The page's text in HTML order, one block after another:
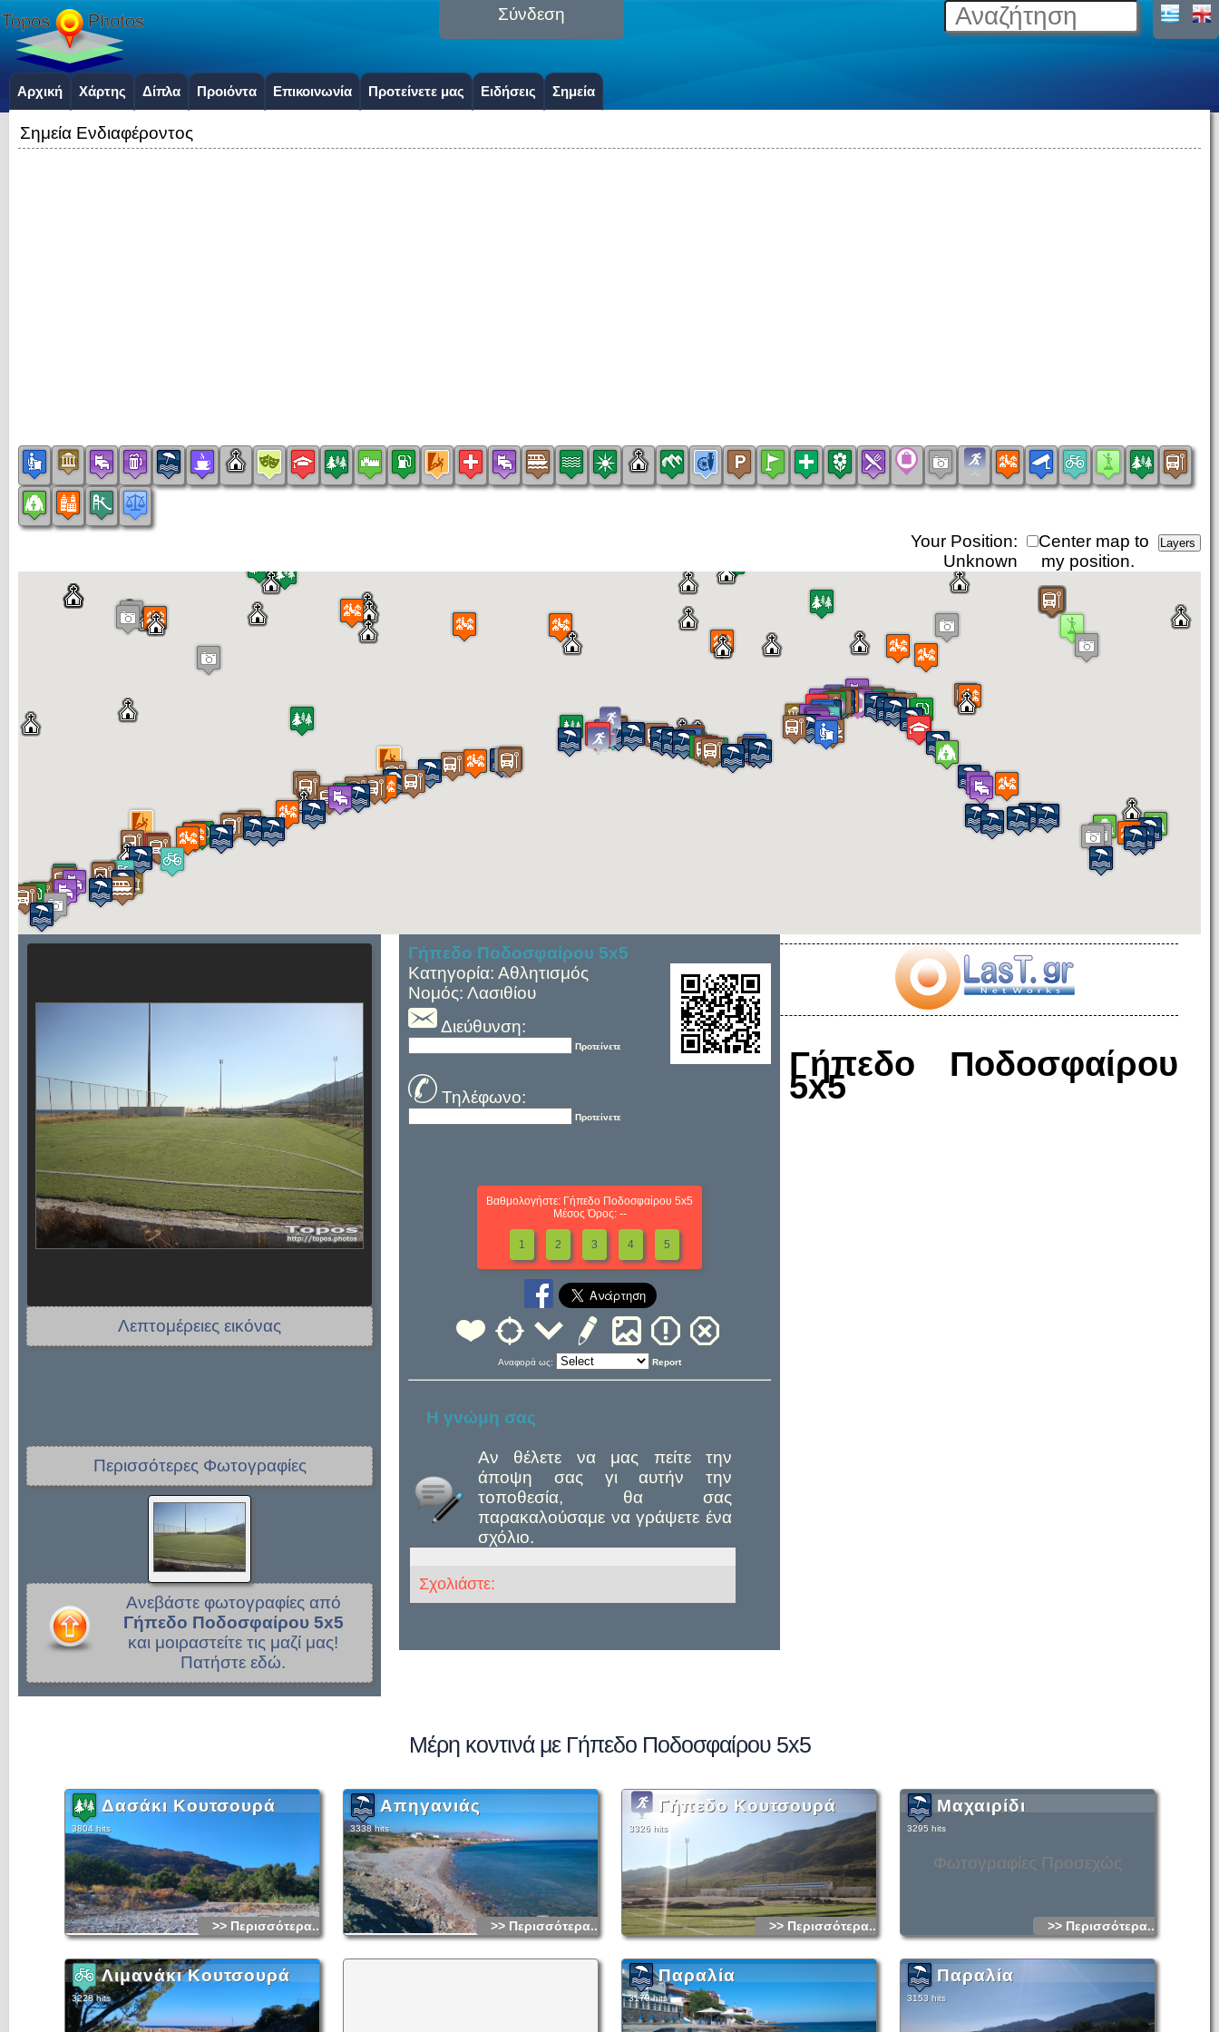
Σύνδεση
Αρχική Χάρτης Δίπλα Προιόντα Επικοινωνία Προτείνετε μας Ειδήσεις Σημεία
Σημεία Ενδιαφέροντος
Center map to
my position.
Your Position:
Unknown
Λεπτομέρειες εικόνας
Περισσότερες Φωτογραφίες
Ανεβάστε φωτογραφίες από
Γήπεδο Ποδοσφαίρου 5x5
και μοιραστείτε τις μαζί μας!
Πατήστε εδώ.
Γήπεδο Ποδοσφαίρου 5x5
Κατηγορία: Αθλητισμός
Νομός: Λασιθίου
Διεύθυνση:
Προτείνετε
Τηλέφωνο:
Προτείνετε
Βαθμολογήστε: Γήπεδο Ποδοσφαίρου 5x5
Μέσος Όρος: --
1 2 3 4 5
Αναφορά ως: Report
Η γνώμη σας
Αν θέλετε να μας πείτε την
άποψη σας γι αυτήν την
τοποθεσία, θα σας
παρακαλούσαμε να γράψετε ένα
σχόλιο.
Σχολιάστε:
Γήπεδο Ποδοσφαίρου
5x5
Μέρη κοντινά με Γήπεδο Ποδοσφαίρου 5x5
Δασάκι Κουτσουρά
3804 hits
>> Περισσότερα...
Απηγανιάς
3338 hits
>> Περισσότερα...
Γήπεδο Κουτσουρά
3326 hits
>> Περισσότερα...
Φωτογραφίες Προσεχώς
Μαχαιρίδι
3295 hits
>> Περισσότερα...
Λιμανάκι Κουτσουρά
3228 hits
Παραλία
3179 hits
Παραλία
3153 hits